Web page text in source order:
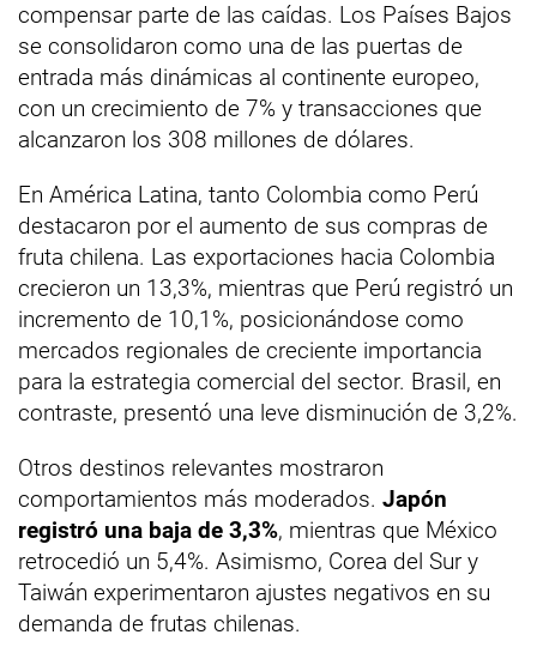
compensar parte de las caídas. Los Países Bajos
se consolidaron como una de las puertas de
entrada más dinámicas al continente europeo,
con un crecimiento de 7% y transacciones que
alcanzaron los 308 millones de dólares.
En América Latina, tanto Colombia como Perú
destacaron por el aumento de sus compras de
fruta chilena. Las exportaciones hacia Colombia
crecieron un 13,3%, mientras que Perú registró un
incremento de 10,1%, posicionándose como
mercados regionales de creciente importancia
para la estrategia comercial del sector. Brasil, en
contraste, presentó una leve disminución de 3,2%.
Otros destinos relevantes mostraron
comportamientos más moderados. Japón
registró una baja de 3,3%, mientras que México
retrocedió un 5,4%. Asimismo, Corea del Sur y
Taiwán experimentaron ajustes negativos en su
demanda de frutas chilenas.